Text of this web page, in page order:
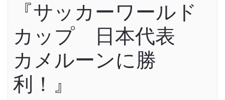
『サッカーワールド
カップ 日本代表
カメルーンに勝
利！』